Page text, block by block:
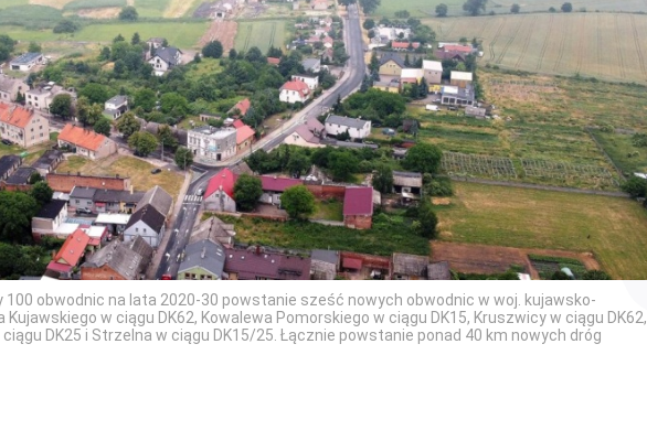
obwodnic na lata 2020-30 powstanie sześć nowych obwodnic w woj. kujawsko-
w ciągu DK62, Kowalewa Pomorskiego w ciągu DK15, Kruszwicy w ciągu DK62,
ciągu DK25 i Strzelna w ciągu DK15/25. Łącznie powstanie ponad 40 km nowych dróg